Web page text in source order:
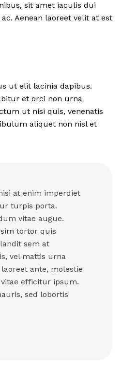
sit amet iaculis dui
Aenean laoreet velit at est
ut elit lacinia dapibus.
et orci non urna
ut nisi quis, venenatis
aliquet non nisl et
at enim imperdiet
turpis porta.
vitae augue.
tortor quis
sem at
vel mattis urna
ante, molestie
efficitur ipsum.
sed lobortis